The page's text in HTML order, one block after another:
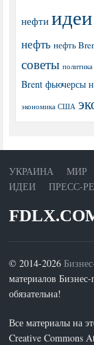
нефти
нефть нефть
советы
Brent фьючерсы
экономика США
УКРАИНА МИР
ИДЕИ
ПРЕСС-
© 2014-2026
материалов
обязательна!
Все материалы на
Creative Commons